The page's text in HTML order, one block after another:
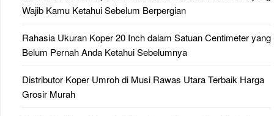
Wajib Kamu Ketahui Sebelum Berpergian
Rahasia Ukuran Koper 20 Inch dalam Satuan Centimeter yang
Belum Pernah Anda Ketahui Sebelumnya
Distributor Koper Umroh di Musi Rawas Utara Terbaik Harga
Grosir Murah